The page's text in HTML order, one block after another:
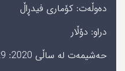
دەوڵەت: کۆماری فیدڕاڵ
دراو: دۆڵار
حه‌شیمه‌ت له‌ ساڵی‌ 2020: 329 میلیۆن‌ كه‌س